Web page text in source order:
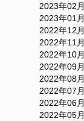
2023年02
2023年01
2022年12
2022年11
2022年10
2022年09
2022年08
2022年07
2022年06
2022年05